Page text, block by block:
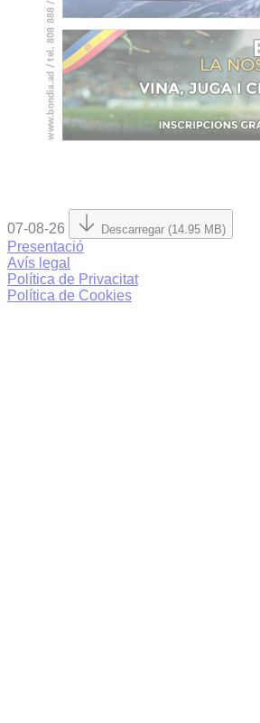
07-08-26 Descarregar (14.95 MB)
Presentació
Avís legal
Política de Privacitat
Política de Cookies